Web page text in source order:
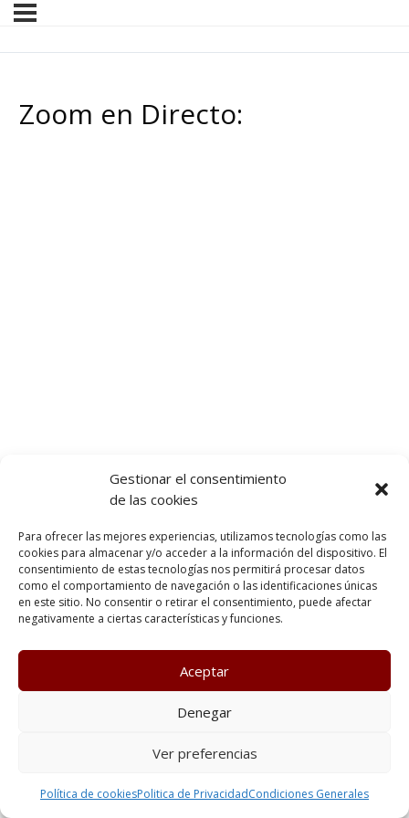
Gestionar el consentimiento
de las cookies
Para ofrecer las mejores experiencias, utilizamos tecnologías como las
cookies para almacenar y/o acceder a la información del dispositivo. El
consentimiento de estas tecnologías nos permitirá procesar datos
como el comportamiento de navegación o las identificaciones únicas
en este sitio. No consentir o retirar el consentimiento, puede afectar
negativamente a ciertas características y funciones.
Aceptar
Denegar
Ver preferencias
Política de cookiesPolitica de PrivacidadCondiciones Generales
Zoom en Directo: